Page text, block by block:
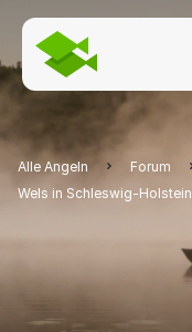
Alle Angeln Forum
Wels in Schleswig-Holstein